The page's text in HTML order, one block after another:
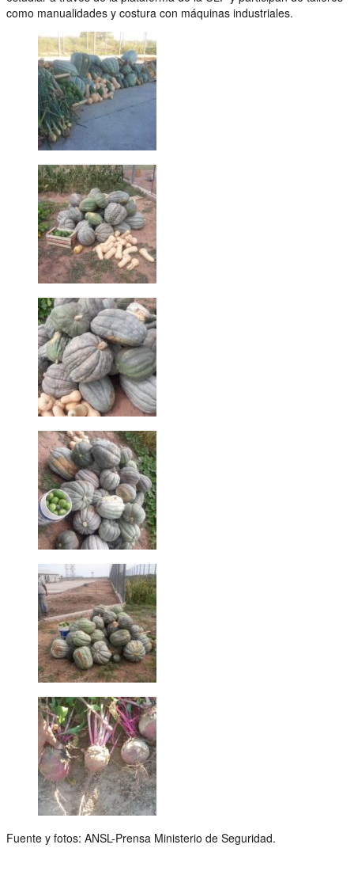
como manualidades y costura con máquinas industriales.
Fuente y fotos: ANSL-Prensa Ministerio de Seguridad.